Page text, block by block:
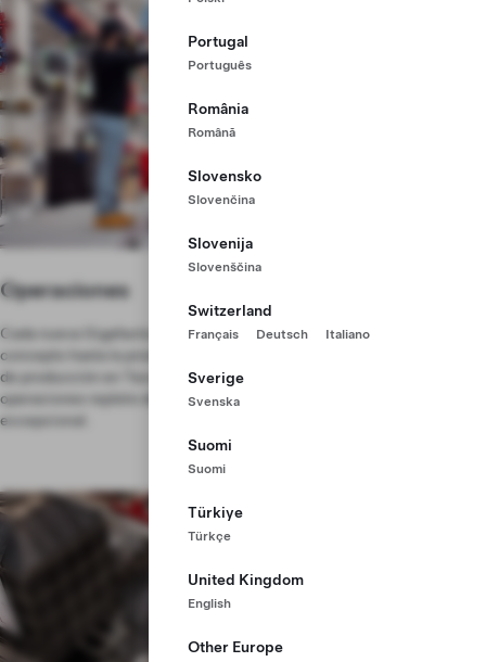
Portugal
Português
România
Română
Slovensko
Slovenčina
Slovenija
Slovenščina
Switzerland
Français Deutsch Italiano
Sverige
Svenska
Suomi
Suomi
Türkiye
Türkçe
United Kingdom
English
Other Europe
Cada nueva Gigafactory ofrece un nuevo desafío operativo, desde el
concepto hasta la producción en masa. Tesla tiene grandes objetivos
de producción en Texas y para alcanzarlos necesitará un equipo de
operaciones repleto de talento que desempeñe un trabajo
excepcional.
Operaciones